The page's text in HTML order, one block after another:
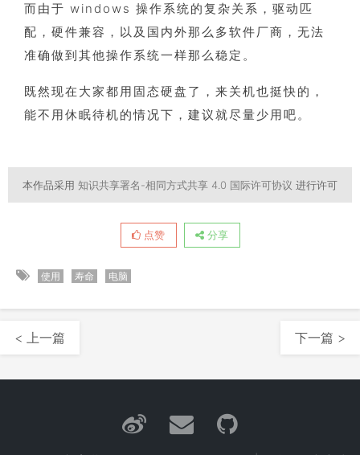
而由于 windows 操作系统的复杂关系，驱动匹
配，硬件兼容，以及国内外那么多软件厂商，无法
准确做到其他操作系统一样那么稳定。
既然现在大家都用固态硬盘了，来关机也挺快的，
能不用休眠待机的情况下，建议就尽量少用吧。
本作品采用 知识共享署名-相同方式共享 4.0 国际许可协议 进行许可
点赞 分享
使用 寿命 电脑
< 上一篇 下一篇 >